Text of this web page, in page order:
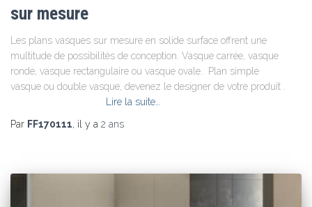
sur mesure
Les plans vasques sur mesure en solide surface offrent une
multitude de possibilités de conception. Vasque carrée, vasque
ronde, vasque rectangulaire ou vasque ovale. Plan simple
vasque ou double vasque, devenez le designer de votre produit .
Lire la suite…
Par FF170111, il y a 2 ans